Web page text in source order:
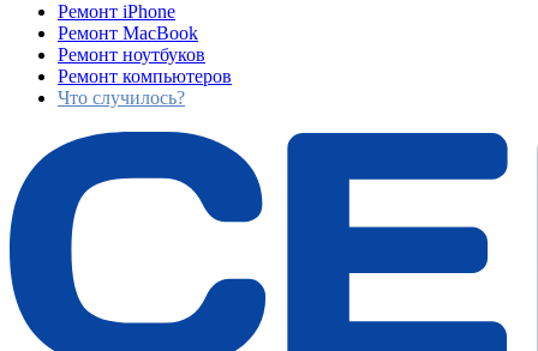
Ремонт iPhone
Ремонт MacBook
Ремонт ноутбуков
Ремонт компьютеров
Что случилось?